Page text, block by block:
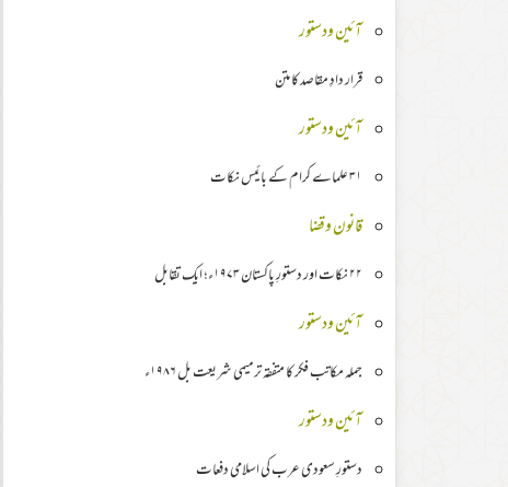
آئین ودستور
قرار دادِ مقاصد کا متن
آئین ودستور
۳۱ علماے کرام کے بائیس نکات
قانون وقضا
۲۲ نکات اور دستورِ پاکستان ۱۹۷۳ء؛ ایک تقابل
آئین ودستور
جملہ مکاتب فکر کا متفقہ ترمیمی شریعت بل ۱۹۸۶ء
آئین ودستور
دستورِ سعودی عرب کی اسلامی دفعات